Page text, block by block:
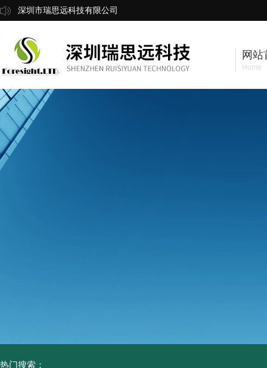
深圳市瑞思远科技有限公司
网站
Home
热门搜索：